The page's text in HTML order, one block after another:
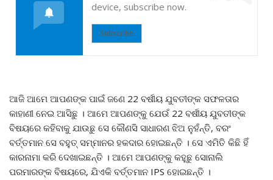
device, subscribe now.
Subscribe
ଆଜି ଆମେ ଆପଣଙ୍କ ପାଇଁ ଜଣେ 22 ବର୍ଷୀୟ ଯୁବତୀଙ୍କ ସଫଳତାର
କାହାଣୀ ନେଇ ଆସିଛୁ । ଆମେ ଆପଣଙ୍କୁ ଯେଉଁ 22 ବର୍ଷୀୟ ଯୁବତୀଙ୍କ
ବିଷୟରେ କହିବାକୁ ଯାଉଛୁ ସେ କୌଣସି ସାଧାରଣ ଝିଅ ନୁହଁନ୍ତି, ବରଂ
ବର୍ତ୍ତମାନ ସେ ବହୁତ୍ ସମ୍ମାନର ହକଦାର ହୋଇଛନ୍ତି । ସେ ଏମିତି କିଛି ହିଁ
କାରନାମା କରି ଦେଖାଇଛନ୍ତି । ଆମେ ଆପଣଙ୍କୁ କହୁଛୁ ସୋନାଲି
ପରମାରଙ୍କ ବିଷୟରେ, ଯିଏକି ବର୍ତ୍ତମାନ IPS ହୋଇଛନ୍ତି ।